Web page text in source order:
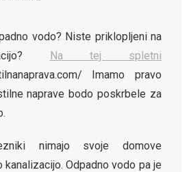
vodo? Niste priklopljeni na
Na tej spletni
Imamo pravo
naprave bodo poskrbele za
nimajo svoje domove
kanalizacijo. Odpadno vodo pa je